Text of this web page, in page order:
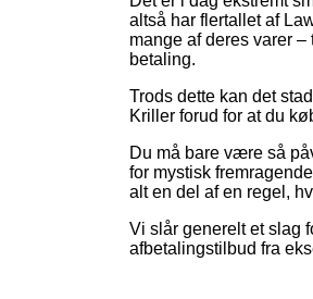
altså har flertallet af
mange af deres varer
betaling.
Trods dette kan det
Kriller forud for at du
Du må bare være så
for mystisk
alt en del af en regel,
Vi slår generelt et slag
afbetalingstilbud fra